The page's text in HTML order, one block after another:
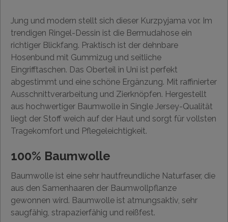
Jung und modern stellt sich dieser Kurzpyjama vor. Im
trendigen Ringel-Dessin ist die Bermudahose ein
richtiger Blickfang. Praktisch ist der dehnbare
Hosenbund mit Gummizug und seitliche
Eingrifftaschen. Das Oberteil in Uni ist perfekt
abgestimmt und eine schöne Ergänzung. Mit raffinierter
Ausschnittverarbeitung und Zierknöpfen. Hergestellt
aus hochwertiger Baumwolle in Single Jersey-Qualität
liegt der Stoff weich auf der Haut und sorgt für vollsten
Tragekomfort und Pflegeleichtigkeit.
100% Baumwolle
Baumwolle ist eine sehr hautfreundliche Naturfaser, die
aus den Samenhaaren der Baumwollpflanze
gewonnen wird. Baumwolle ist atmungsaktiv, sehr
saugfähig, strapazierfähig und reißfest.